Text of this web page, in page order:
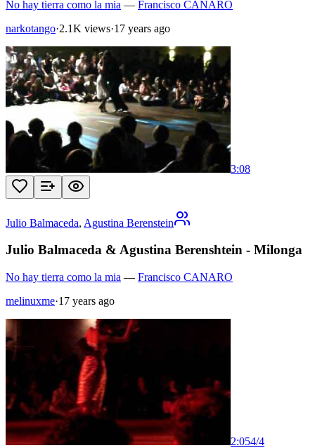
No hay tierra como la mia — Francisco CANARO
narkotango·2.1K views·17 years ago
3:08
Julio Balmaceda, Agustina Berenstein
Julio Balmaceda & Agustina Berenshtein - Milonga
No hay tierra como la mia — Francisco CANARO
melinuxme·17 years ago
2:054/4